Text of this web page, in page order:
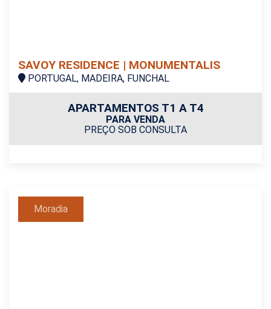
SAVOY RESIDENCE | MONUMENTALIS
PORTUGAL, MADEIRA, FUNCHAL
APARTAMENTOS T1 A T4
PARA VENDA
PREÇO SOB CONSULTA
Moradia